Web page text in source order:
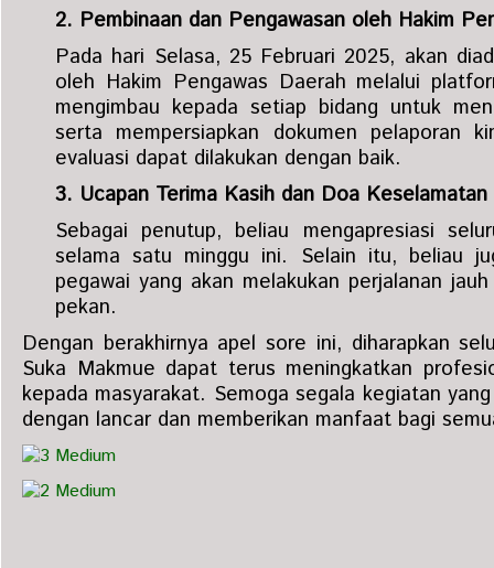
2. Pembinaan dan Pengawasan oleh Hakim
Pada hari Selasa, 25 Februari 2025, akan
oleh Hakim Pengawas Daerah melalui
mengimbau kepada setiap bidang untuk
serta mempersiapkan dokumen pelaporan
evaluasi dapat dilakukan dengan baik.
3. Ucapan Terima Kasih dan Doa Keselamatan
Sebagai penutup, beliau mengapresiasi
selama satu minggu ini. Selain itu, beliau
pegawai yang akan melakukan perjalanan
pekan.
Dengan berakhirnya apel sore ini, diharapkan
Suka Makmue dapat terus meningkatkan
kepada masyarakat. Semoga segala kegiatan
dengan lancar dan memberikan manfaat bagi